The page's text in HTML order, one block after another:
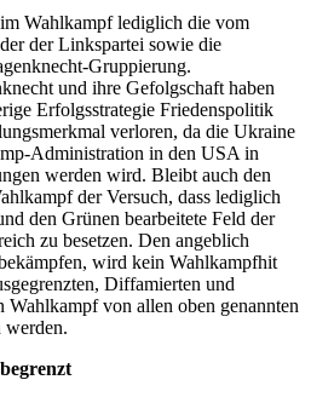
Wahlkampf lediglich die vom
der Linkspartei sowie die
Gruppierung.
und ihre Gefolgschaft haben
Erfolgsstrategie Friedenspolitik
verloren, da die Ukraine
Administration in den USA in
werden wird. Bleibt auch den
der Versuch, dass lediglich
den Grünen bearbeitete Feld der
zu besetzen. Den angeblich
wird kein Wahlkampfhit
Diffamierten und
Wahlkampf von allen oben genannten
werden.